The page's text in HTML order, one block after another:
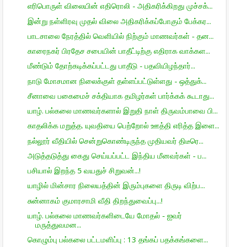
எரிபொருள் விலையின் எதிரொலி - அதிகரிக்கிறது முச்சக்...
இன்று நள்ளிரவு முதல் விலை அதிகரிக்கப்போகும் பேக்கர...
பாடசாலை நேரத்தில் வெளியில் நிற்கும் மாணவர்கள் - தன...
காரைநகர் பிரதேச சபையின் பாதீட்டிற்கு எதிராக வாக்கள...
மீண்டும் தோற்கடிக்கப்பட்டது பாதீடு - பதவியிழந்தார்...
நாடு மோசமான நிலைக்குள் தள்ளப்பட்டுள்ளது - ஒத்துக்...
சீனாவை பகைமைச் சக்தியாக தமிழர்கள் பார்க்கக் கூடாது...
யாழ். பல்கலை மாணவர்களால் இறுதி நாள் திருவம்பாவை பி...
காதலிக்க மறுத்த. யுவதியை பெற்றோல் ஊத்தி எரித்த இளை...
நல்லூர் வீதியில் சென்றுகொண்டிருந்த முதியவர் திடீரெ...
அடுத்தடுத்து கைது செய்யப்பட்ட இந்திய மீனவர்கள் - ப...
பசியால் இறந்த 5 வயதுச் சிறுவன்...!
யாழில் மின்சார நிலையத்தின் இரும்புகளை திருடி விற்ப...
சுன்னாகம் குமாரசாமி வீதி திறந்துவைப்பு...!
யாழ். பல்கலை மாணவர்களிடையே மோதல் - ஐவர்
மருத்துவமன...
கொழும்பு பல்கலை பட்டமளிப்பு : 13 தங்கப் பதக்கங்களை...